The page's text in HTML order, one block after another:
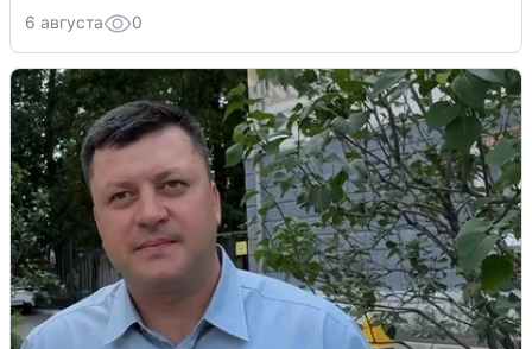
6 августа 0